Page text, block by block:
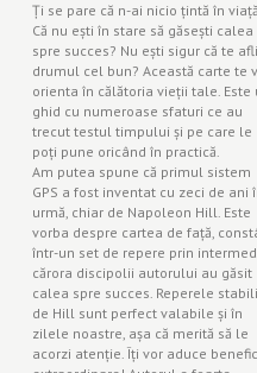
Ţi se pare că n-ai nicio ţintă în
Că nu eşti în stare să găseşti calea
spre succes? Nu eşti sigur că te
drumul cel bun? Această carte te
orienta în călătoria vieţii tale. Este
ghid cu numeroase sfaturi ce au
trecut testul timpului şi pe care le
poţi pune oricând în practică.
Am putea spune că primul sistem
GPS a fost inventat cu zeci de ani
urmă, chiar de Napoleon Hill. Este
vorba despre cartea de faţă,
într-un set de repere prin
cărora discipolii autorului au găsit
calea spre succes. Reperele
de Hill sunt perfect valabile şi în
zilele noastre, aşa că merită să le
acorzi atenţie. Îţi vor aduce